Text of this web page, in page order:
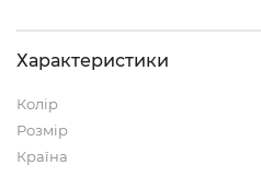
Характеристики
Колір
Розмір
Країна